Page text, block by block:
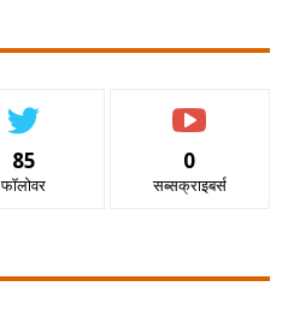
85
फॉलोवर
0
सब्सक्राइबर्स